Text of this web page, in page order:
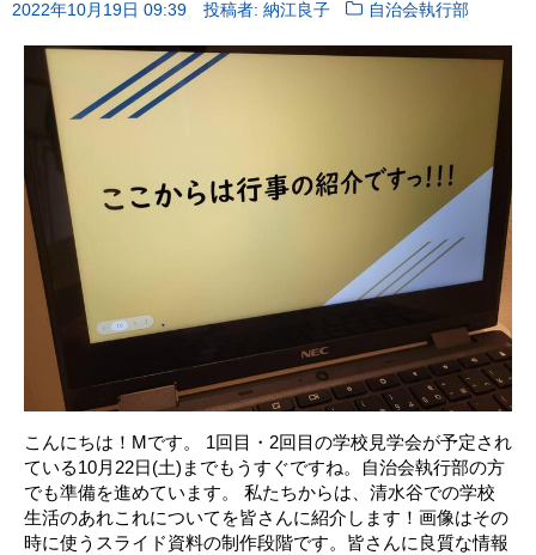
2022年10月19日 09:39 投稿者: 納江良子 自治会執行部
こんにちは！Mです。 1回目・2回目の学校見学会が予定され
ている10月22日(土)までもうすぐですね。自治会執行部の方
でも準備を進めています。 私たちからは、清水谷での学校
生活のあれこれについてを皆さんに紹介します！画像はその
時に使うスライド資料の制作段階です。皆さんに良質な情報